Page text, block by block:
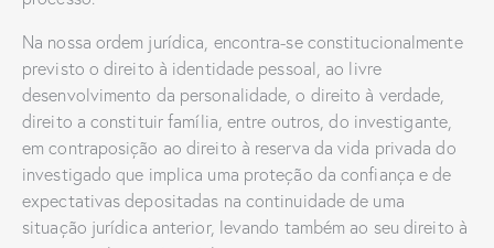
Na nossa ordem jurídica, encontra-se constitucionalmente
previsto o direito à identidade pessoal, ao livre
desenvolvimento da personalidade, o direito à verdade,
direito a constituir família, entre outros, do investigante,
em contraposição ao direito à reserva da vida privada do
investigado que implica uma proteção da confiança e de
expectativas depositadas na continuidade de uma
situação jurídica anterior, levando também ao seu direito à